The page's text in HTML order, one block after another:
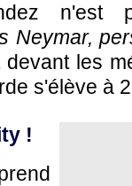
n'est
Neymar,
les
s'élève à
!